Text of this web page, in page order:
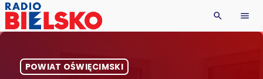
search menu
POWIAT OŚWIĘCIMSKI